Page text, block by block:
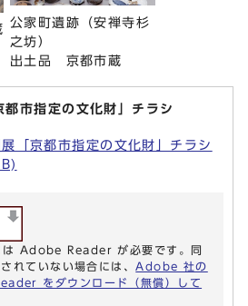
公家町遺跡（安禅寺杉
之坊）
出土品 京都市蔵
市指定の文化財」チラシ
「京都市指定の文化財」チラシ
は Adobe Reader が必要です。同
れていない場合には、 Adobe 社の
をダウンロード（無償）して